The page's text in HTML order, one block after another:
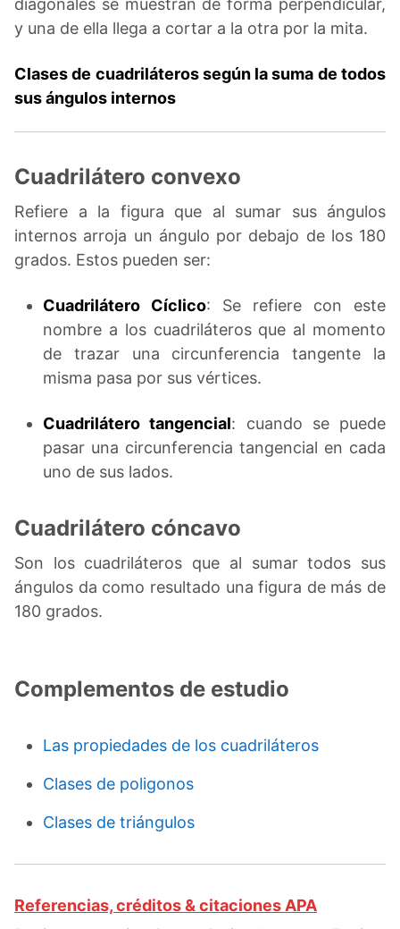
y una de ella llega a cortar a la otra por la mita.
Clases de cuadriláteros según la suma de todos
sus ángulos internos
Cuadrilátero convexo
Refiere a la figura que al sumar sus ángulos
internos arroja un ángulo por debajo de los 180
grados. Estos pueden ser:
Cuadrilátero Cíclico: Se refiere con este
nombre a los cuadriláteros que al momento
de trazar una circunferencia tangente la
misma pasa por sus vértices.
Cuadrilátero tangencial: cuando se puede
pasar una circunferencia tangencial en cada
uno de sus lados.
Cuadrilátero cóncavo
Son los cuadriláteros que al sumar todos sus
ángulos da como resultado una figura de más de
180 grados.
Complementos de estudio
Las propiedades de los cuadriláteros
Clases de poligonos
Clases de triángulos
Referencias, créditos & citaciones APA